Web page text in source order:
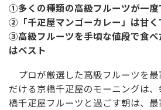
①多くの種類の高級フルーツが一度
②「千疋屋マンゴーカレー」は甘く
③高級フルーツを手頃な値段で食
はベスト
プロが厳選した高級フルーツを
だける京橋千疋屋のモーニングは
橋千疋屋フルーツと過ごす朝は、最